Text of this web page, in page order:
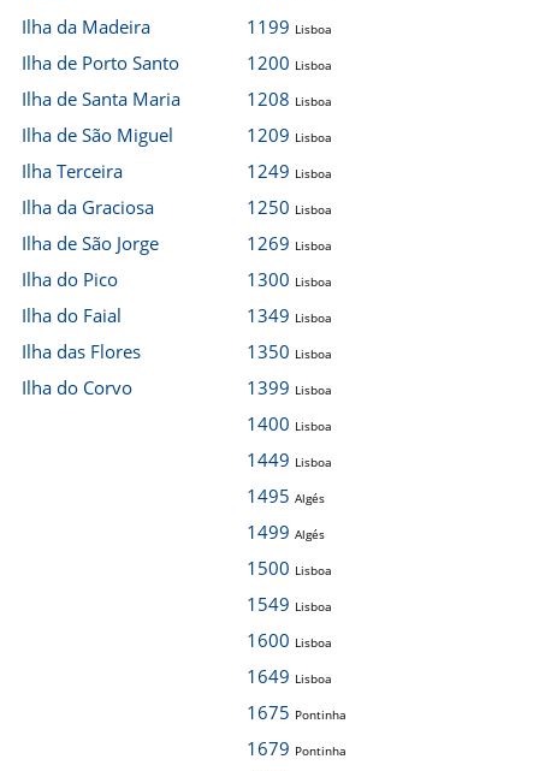
Ilha da Madeira
Ilha de Porto Santo
Ilha de Santa Maria
Ilha de São Miguel
Ilha Terceira
Ilha da Graciosa
Ilha de São Jorge
Ilha do Pico
Ilha do Faial
Ilha das Flores
Ilha do Corvo
1199 Lisboa
1200 Lisboa
1208 Lisboa
1209 Lisboa
1249 Lisboa
1250 Lisboa
1269 Lisboa
1300 Lisboa
1349 Lisboa
1350 Lisboa
1399 Lisboa
1400 Lisboa
1449 Lisboa
1495 Algés
1499 Algés
1500 Lisboa
1549 Lisboa
1600 Lisboa
1649 Lisboa
1675 Pontinha
1679 Pontinha